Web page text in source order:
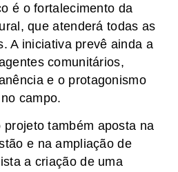
é o fortalecimento da
que atenderá todas as
A iniciativa prevê ainda a
comunitários,
e o protagonismo
campo.
também aposta na
e na ampliação de
a criação de uma